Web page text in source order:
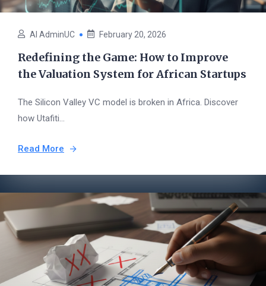
AI AdminUC February 20, 2026
Redefining the Game: How to Improve
the Valuation System for African Startups
The Silicon Valley VC model is broken in Africa. Discover
how Utafiti...
Read More